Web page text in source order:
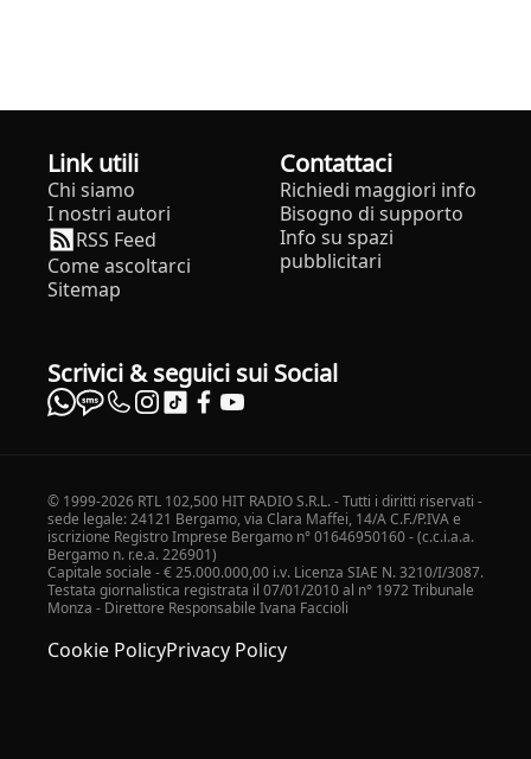
Link utili
Chi siamo
I nostri autori
RSS Feed
Come ascoltarci
Sitemap
Contattaci
Richiedi maggiori info
Bisogno di supporto
Info su spazi
pubblicitari
Scrivici & seguici sui Social
© 1999-2026 RTL 102,500 HIT RADIO S.R.L. - Tutti i diritti riservati -
sede legale: 24121 Bergamo, via Clara Maffei, 14/A C.F./P.IVA e
iscrizione Registro Imprese Bergamo n° 01646950160 - (c.c.i.a.a.
Bergamo n. r.e.a. 226901)
Capitale sociale - € 25.000.000,00 i.v. Licenza SIAE N. 3210/I/3087.
Testata giornalistica registrata il 07/01/2010 al n° 1972 Tribunale
Monza - Direttore Responsabile Ivana Faccioli
Cookie PolicyPrivacy Policy